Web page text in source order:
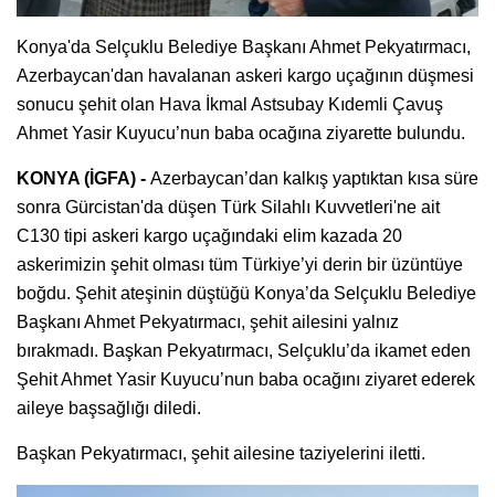
Konya'da Selçuklu Belediye Başkanı Ahmet Pekyatırmacı,
Azerbaycan'dan havalanan askeri kargo uçağının düşmesi
sonucu şehit olan Hava İkmal Astsubay Kıdemli Çavuş
Ahmet Yasir Kuyucu’nun baba ocağına ziyarette bulundu.
KONYA (İGFA) - Azerbaycan’dan kalkış yaptıktan kısa süre
sonra Gürcistan'da düşen Türk Silahlı Kuvvetleri'ne ait
C130 tipi askeri kargo uçağındaki elim kazada 20
askerimizin şehit olması tüm Türkiye’yi derin bir üzüntüye
boğdu. Şehit ateşinin düştüğü Konya’da Selçuklu Belediye
Başkanı Ahmet Pekyatırmacı, şehit ailesini yalnız
bırakmadı. Başkan Pekyatırmacı, Selçuklu’da ikamet eden
Şehit Ahmet Yasir Kuyucu’nun baba ocağını ziyaret ederek
aileye başsağlığı diledi.
Başkan Pekyatırmacı, şehit ailesine taziyelerini iletti.